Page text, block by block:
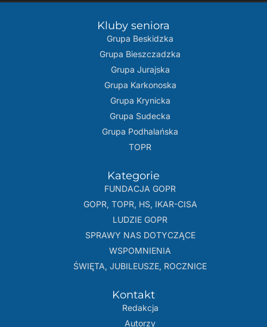
Kluby seniora
Grupa Beskidzka​
Grupa Bieszczadzka
Grupa Jurajska
Grupa Karkonoska
Grupa Krynicka
Grupa Sudecka
Grupa Podhalańska
TOPR
Kategorie
FUNDACJA GOPR
GOPR, TOPR, HS, IKAR-CISA
LUDZIE GOPR
SPRAWY NAS DOTYCZĄCE
WSPOMNIENIA
ŚWIĘTA, JUBILEUSZE, ROCZNICE
Kontakt
Redakcja
Autorzy